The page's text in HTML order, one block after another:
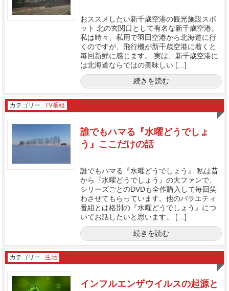
おススメしたい新千歳空港の観光施設スポ
ット 北の玄関口として有名な新千歳空港。
私は時々、私用で羽田空港から北海道に行
くのですが、飛行機が新千歳空港に着くと
毎回新鮮に感じます。 実は、新千歳空港に
は北海道ならではの美味しい […]
続きを読む
カテゴリー : TV番組
誰でもハマる『水曜どうでしょ
う』ここだけの話
誰でもハマる『水曜どうでしょう』 私は昔
から『水曜どうでしょう』の大ファンで、
シリーズごとのDVDも全作購入して毎回笑
わさせてもらっています。他のバラエティ
番組とは格別の『水曜どうでしょう』につ
いてお話したいと思います。 […]
続きを読む
カテゴリー : 生活
インフルエンザウイルスの起源と